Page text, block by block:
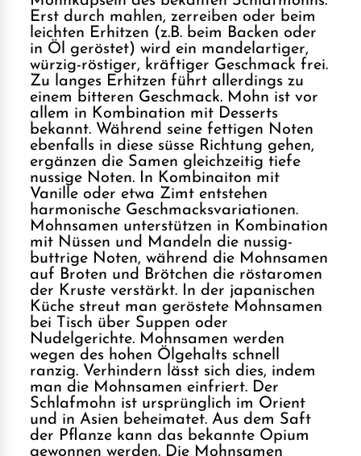
Erst durch mahlen, zerreiben oder beim
leichten Erhitzen (z.B. beim Backen oder
in Öl geröstet) wird ein mandelartiger,
würzig-röstiger, kräftiger Geschmack frei.
Zu langes Erhitzen führt allerdings zu
einem bitteren Geschmack. Mohn ist vor
allem in Kombination mit Desserts
bekannt. Während seine fettigen Noten
ebenfalls in diese süsse Richtung gehen,
ergänzen die Samen gleichzeitig tiefe
nussige Noten. In Kombinaiton mit
Vanille oder etwa Zimt entstehen
harmonische Geschmacksvariationen.
Mohnsamen unterstützen in Kombination
mit Nüssen und Mandeln die nussig-
buttrige Noten, während die Mohnsamen
auf Broten und Brötchen die röstaromen
der Kruste verstärkt. In der japanischen
Küche streut man geröstete Mohnsamen
bei Tisch über Suppen oder
Nudelgerichte. Mohnsamen werden
wegen des hohen Ölgehalts schnell
ranzig. Verhindern lässt sich dies, indem
man die Mohnsamen einfriert. Der
Schlafmohn ist ursprünglich im Orient
und in Asien beheimatet. Aus dem Saft
der Pflanze kann das bekannte Opium
gewonnen werden. Die Mohnsamen